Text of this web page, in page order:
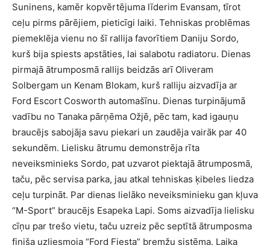
Suninens, kamēr kopvērtējuma līderim Evansam, tīrot
ceļu pirms pārējiem, pieticīgi laiki. Tehniskas problēmas
piemeklēja vienu no šī rallija favorītiem Daniju Sordo,
kurš bija spiests apstāties, lai salabotu radiatoru. Dienas
pirmajā ātrumposmā rallijs beidzās arī Oliveram
Solbergam un Kenam Blokam, kurš ralliju aizvadīja ar
Ford Escort Cosworth automašīnu. Dienas turpinājumā
vadību no Tanaka pārņēma Ožjē, pēc tam, kad igauņu
braucējs sabojāja savu piekari un zaudēja vairāk par 40
sekundēm. Lielisku ātrumu demonstrēja rīta
neveiksminieks Sordo, pat uzvarot piektajā ātrumposmā,
taču, pēc servisa parka, jau atkal tehniskas ķibeles liedza
ceļu turpināt. Par dienas lielāko neveiksminieku gan kļuva
“M-Sport” braucējs Esapeka Lapi. Soms aizvadīja lielisku
cīņu par trešo vietu, taču uzreiz pēc septītā ātrumposma
finiša uzliesmoja “Ford Fiesta” bremžu sistēma. Laika